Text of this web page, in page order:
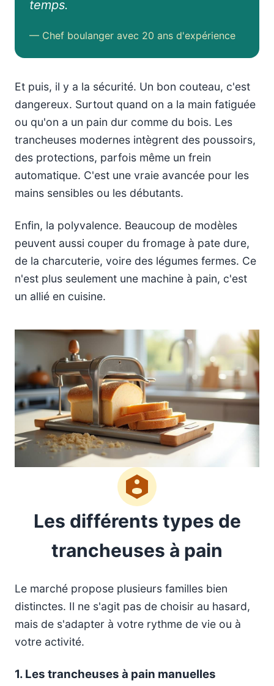
temps.
— Chef boulanger avec 20 ans d'expérience
Et puis, il y a la sécurité. Un bon couteau, c'est
dangereux. Surtout quand on a la main fatiguée
ou qu'on a un pain dur comme du bois. Les
trancheuses modernes intègrent des poussoirs,
des protections, parfois même un frein
automatique. C'est une vraie avancée pour les
mains sensibles ou les débutants.
Enfin, la polyvalence. Beaucoup de modèles
peuvent aussi couper du fromage à pate dure,
de la charcuterie, voire des légumes fermes. Ce
n'est plus seulement une machine à pain, c'est
un allié en cuisine.
Les différents types de
trancheuses à pain
Le marché propose plusieurs familles bien
distinctes. Il ne s'agit pas de choisir au hasard,
mais de s'adapter à votre rythme de vie ou à
votre activité.
1. Les trancheuses à pain manuelles